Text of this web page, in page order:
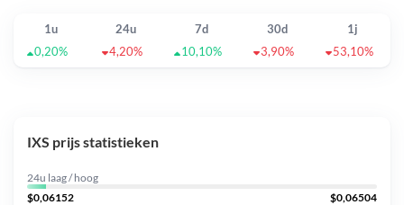
1u 24u 7d 30d
1j
0,20%
4,20% 10,10% 3,90% 53,10%
IXS prijs statistieken
24u laag / hoog
$0,06152
$0,06504